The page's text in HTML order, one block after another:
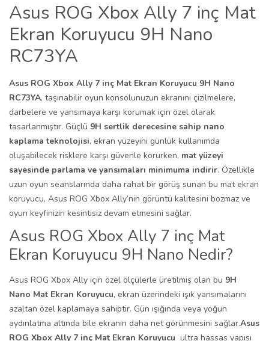
Asus ROG Xbox Ally 7 inç Mat
Ekran Koruyucu 9H Nano
RC73YA
Asus ROG Xbox Ally 7 inç Mat Ekran Koruyucu 9H Nano
RC73YA, taşınabilir oyun konsolunuzun ekranını çizilmelere,
darbelere ve yansımaya karşı korumak için özel olarak
tasarlanmıştır. Güçlü 9H sertlik derecesine sahip nano
kaplama teknolojisi, ekran yüzeyini günlük kullanımda
oluşabilecek risklere karşı güvenle korurken, mat yüzeyi
sayesinde parlama ve yansımaları minimuma indirir. Özellikle
uzun oyun seanslarında daha rahat bir görüş sunan bu mat ekran
koruyucu, Asus ROG Xbox Ally’nin görüntü kalitesini bozmaz ve
oyun keyfinizin kesintisiz devam etmesini sağlar.
Asus ROG Xbox Ally 7 inç Mat
Ekran Koruyucu 9H Nano Nedir?
Asus ROG Xbox Ally için özel ölçülerle üretilmiş olan bu 9H
Nano Mat Ekran Koruyucu, ekran üzerindeki ışık yansımalarını
azaltan özel kaplamaya sahiptir. Gün ışığında veya yoğun
aydınlatma altında bile ekranın daha net görünmesini sağlar.Asus
ROG Xbox Ally 7 inç Mat Ekran Koruyucu ultra hassas yapısı